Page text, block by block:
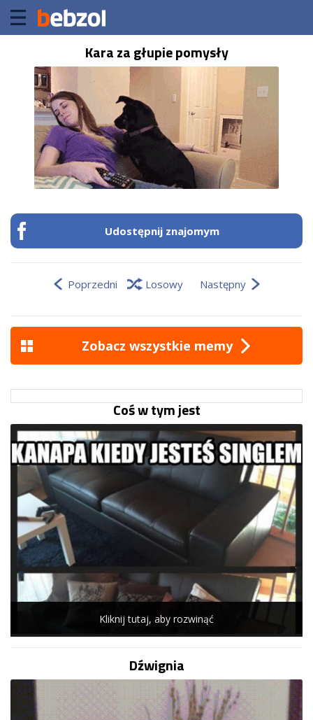
Kara za głupie pomysły
Udostępnij znajomym
Poprzedni Losowy Następny
Zobacz wszystkie memy
Coś w tym jest
Kliknij tutaj, aby rozwinąć
Dźwignia